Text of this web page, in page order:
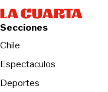
Secciones
Chile
Espectaculos
Deportes